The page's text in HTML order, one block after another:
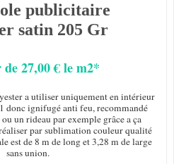
publicitaire
satin 205 Gr
27,00 € le m2*
a utiliser uniquement en intérieur
donc ignifugé anti feu, recommandé
un rideau par exemple grâce a ça
par sublimation couleur qualité
est de 8 m de long et 3,28 m de large
sans union.